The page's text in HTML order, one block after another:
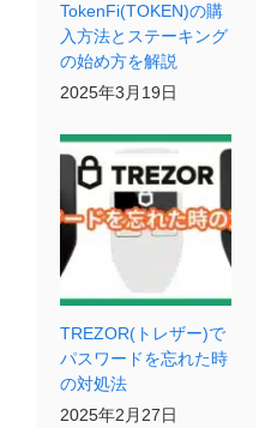
TokenFi(TOKEN)の購
入方法とステーキング
の始め方を解説
2025年3月19日
TREZOR(トレザー)で
パスワードを忘れた時
の対処法
2025年2月27日